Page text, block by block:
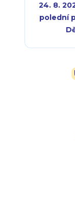
24. 8.
polední